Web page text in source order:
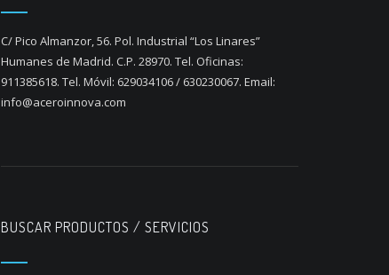
C/ Pico Almanzor, 56. Pol. Industrial “Los Linares”
Humanes de Madrid. C.P. 28970. Tel. Oficinas:
911385618. Tel. Móvil: 629034106 / 630230067. Email:
info@aceroinnova.com
BUSCAR PRODUCTOS / SERVICIOS